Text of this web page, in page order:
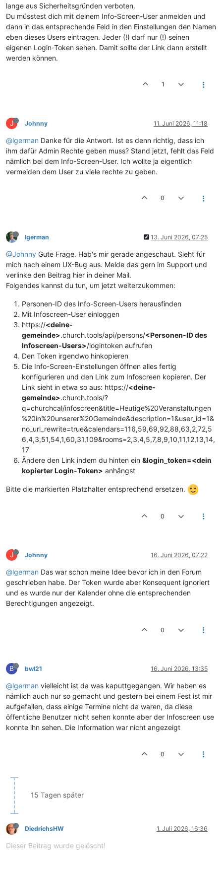
lange aus Sicherheitsgründen verboten.
Du müsstest dich mit deinem Info-Screen-User anmelden und
dann in das entsprechende Feld in den Einstellungen den Namen
eben dieses Users eintragen. Jeder (!) darf nur (!) seinen
eigenen Login-Token sehen. Damit sollte der Link dann erstellt
werden können.
1
J Johnny 11. Juni 2026, 11:18
@lgerman Danke für die Antwort. Ist es denn richtig, dass ich
ihm dafür Admin Rechte geben muss? Stand jetzt, fehlt das Feld
nämlich bei dem Info-Screen-User. Ich wollte ja eigentlich
vermeiden dem User zu viele rechte zu geben.
0
lgerman 13. Juni 2026, 07:25
@Johnny Gute Frage. Hab's mir gerade angeschaut. Sieht für
mich nach einem UX-Bug aus. Melde das gern im Support und
verlinke den Beitrag hier in deiner Mail.
Folgendes kannst du tun, um jetzt weiterzukommen:
Personen-ID des Info-Screen-Users herausfinden
Mit Infoscreen-User einloggen
https://<deine-
gemeinde>.church.tools/api/persons/<Personen-ID des
Infoscreen-Users>/logintoken aufrufen
Den Token irgendwo hinkopieren
Die Info-Screen-Einstellungen öffnen alles fertig
konfigurieren und den Link zum Infoscreen kopieren. Der
Link sieht in etwa so aus: https://<deine-
gemeinde>.church.tools/?
q=churchcal/infoscreen&title=Heutige%20Veranstaltungen
%20in%20unserer%20Gemeinde&description=1&user_id=1&
no_url_rewrite=true&calendars=116,59,69,92,88,63,2,72,5
6,4,3,51,54,1,60,31,109&rooms=2,3,4,5,7,8,9,10,11,12,13,14,
17
Ändere den Link indem du hinten ein &login_token=<dein
kopierter Login-Token> anhängst
Bitte die markierten Platzhalter entsprechend ersetzen.
0
J Johnny 16. Juni 2026, 07:22
@lgerman Das war schon meine Idee bevor ich in den Forum
geschrieben habe. Der Token wurde aber Konsequent ignoriert
und es wurde nur der Kalender ohne die entsprechenden
Berechtigungen angezeigt.
0
B bwl21 16. Juni 2026, 13:35
@lgerman vielleicht ist da was kaputtgegangen. Wir haben es
nämlich auch nur so gemacht und gestern bei einem Fest ist mir
aufgefallen, dass einige Termine nicht da waren, da diese
öffentliche Benutzer nicht sehen konnte aber der Infoscreen use
konnte ihn sehen. Die Information war nicht angezeigt
0
15 Tagen später
DiedrichsHW 1. Juli 2026, 16:36
Dieser Beitrag wurde gelöscht!